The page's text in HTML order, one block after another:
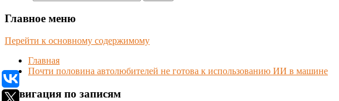
Главное меню
Перейти к основному содержимому
Главная
Почти половина автолюбителей не готова к использованию ИИ в машине
Навигация по записям